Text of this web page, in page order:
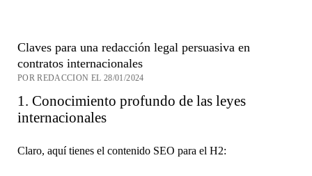
Claves para una redacción legal persuasiva en
contratos internacionales
POR REDACCION EL 28/01/2024
1. Conocimiento profundo de las leyes
internacionales
Claro, aquí tienes el contenido SEO para el H2: